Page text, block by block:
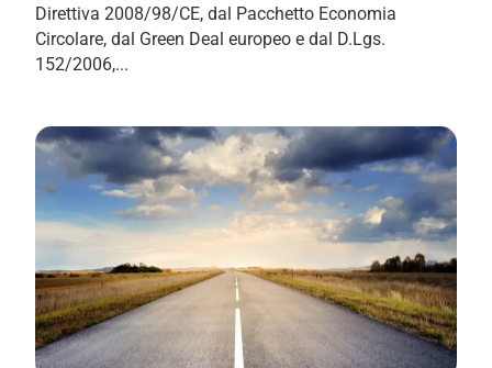
Direttiva 2008/98/CE, dal Pacchetto Economia
Circolare, dal Green Deal europeo e dal D.Lgs.
152/2006,...